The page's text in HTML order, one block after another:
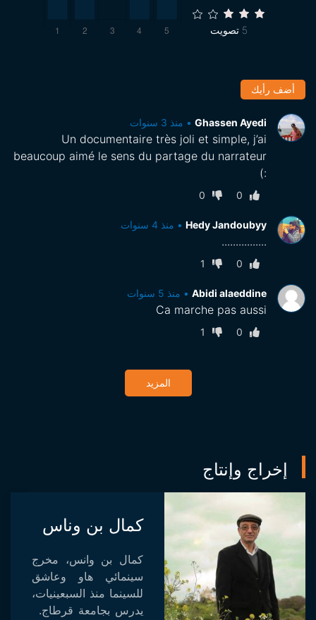
تصويت
أضف رأيك
Ghassen Ayedi
• منذ 3 سنوات
Un documentaire très joli et simple, j’ai
beaucoup aimé le sens du partage du narrateur
0
0
Hedy Jandoubyy
• منذ 4 سنوات
................
0
1
Abidi alaeddine
• منذ 5 سنوات
Ca marche pas aussi
0
1
المزيد
إخراج وإنتاج
كمال بن وناس
كمال بن وانس، مخرج
سينمائي هاو وعاشق
للسينما منذ السبعينيات،
يدرس بجامعة قرطاج.